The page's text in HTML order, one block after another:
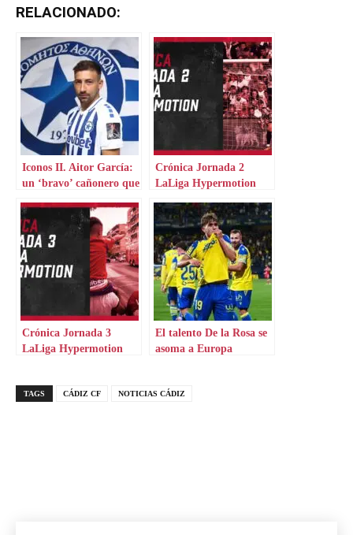
RELACIONADO:
Iconos II. Aitor García:
un ‘bravo’ cañonero que
Crónica Jornada 2
LaLiga Hypermotion
Crónica Jornada 3
LaLiga Hypermotion
El talento De la Rosa se
asoma a Europa
TAGS CÁDIZ CF NOTICIAS CÁDIZ